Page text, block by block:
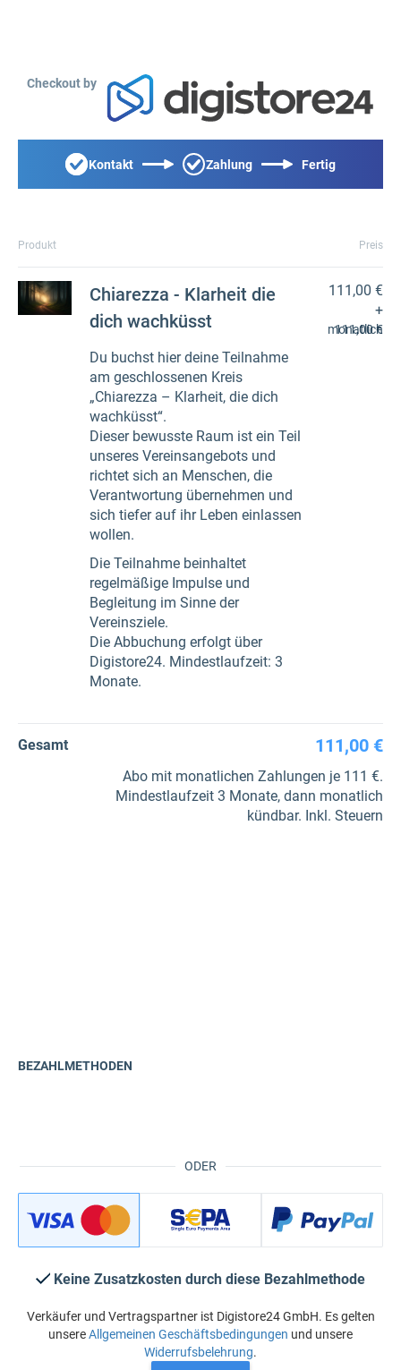
Checkout by
Kontakt Zahlung Fertig
Produkt Preis
Chiarezza - Klarheit die
dich wachküsst
Du buchst hier deine Teilnahme
am geschlossenen Kreis
„Chiarezza – Klarheit, die dich
wachküsst“.
Dieser bewusste Raum ist ein Teil
unseres Vereinsangebots und
richtet sich an Menschen, die
Verantwortung übernehmen und
sich tiefer auf ihr Leben einlassen
wollen.
Die Teilnahme beinhaltet
regelmäßige Impulse und
Begleitung im Sinne der
Vereinsziele.
Die Abbuchung erfolgt über
Digistore24. Mindestlaufzeit: 3
Monate.
111,00 €
+
111,00 €
monatlich
Gesamt 111,00 €
Abo mit monatlichen Zahlungen je 111 €.
Mindestlaufzeit 3 Monate, dann monatlich
kündbar. Inkl. Steuern
ODER
BEZAHLMETHODEN
Keine Zusatzkosten durch diese Bezahlmethode
Verkäufer und Vertragspartner ist Digistore24 GmbH. Es gelten
unsereAllgemeinen Geschäftsbedingungen und unsere
Widerrufsbelehrung.